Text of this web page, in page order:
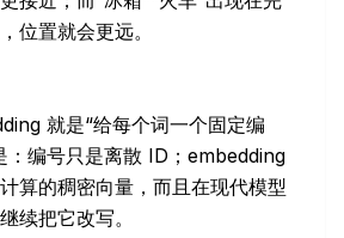
位置就会更远。
就是“给每个词一个固定编
：编号只是离散 ID；embedding
算的稠密向量，而且在现代模型
续把它改写。